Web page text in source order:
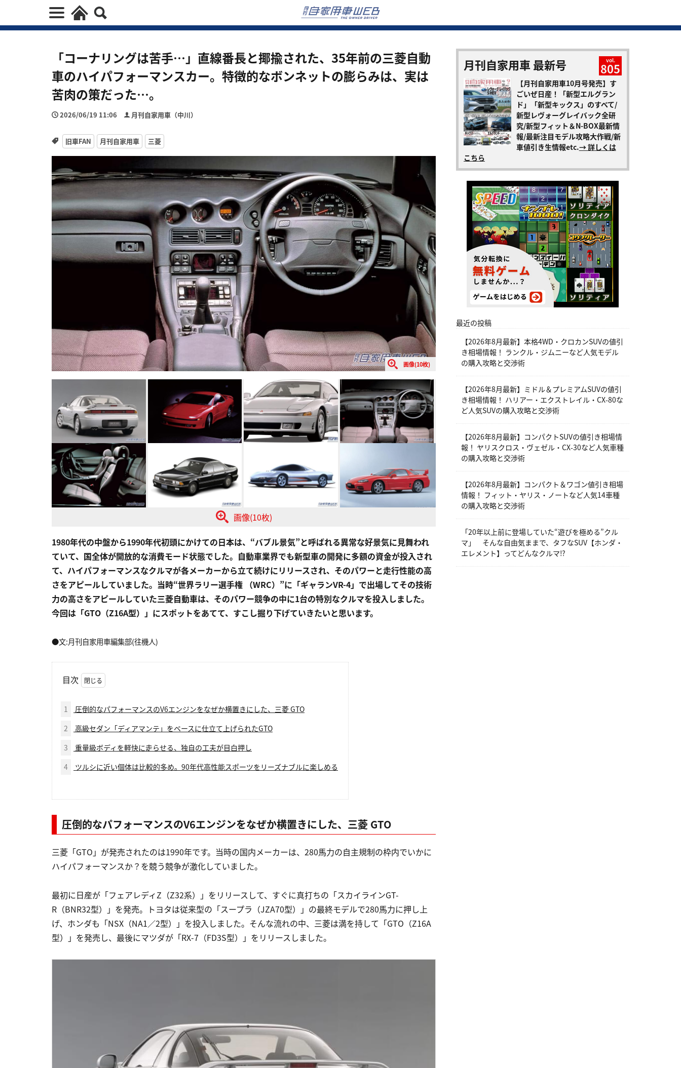
「コーナリングは苦手…」直線番長と揶揄された、35年前の三菱自動
車のハイパフォーマンスカー。特徴的なボンネットの膨らみは、実は
苦肉の策だった…。
2026/06/19 11:06 月刊自家用車（中川）
旧車FAN 月刊自家用車 三菱
画像(10枚)
画像(10枚)
1980年代の中盤から1990年代初頭にかけての日本は、“バブル景気”と呼ばれる異常な好景気に見舞われ
ていて、国全体が開放的な消費モード状態でした。自動車業界でも新型車の開発に多額の資金が投入され
て、ハイパフォーマンスなクルマが各メーカーから立て続けにリリースされ、そのパワーと走行性能の高
さをアピールしていました。当時“世界ラリー選手権 （WRC）”に「ギャランVR-4」で出場してその技術
力の高さをアピールしていた三菱自動車は、そのパワー競争の中に1台の特別なクルマを投入しました。
今回は「GTO（Z16A型）」にスポットをあてて、すこし掘り下げていきたいと思います。
●文:月刊自家用車編集部(往機人)
目次
1
圧倒的なパフォーマンスのV6エンジンをなぜか横置きにした、三菱 GTO
2
高級セダン「ディアマンテ」をベースに仕立て上げられたGTO
3
重量級ボディを軽快に走らせる、独自の工夫が目白押し
4
ツルシに近い個体は比較的多め。90年代高性能スポーツをリーズナブルに楽しめる
圧倒的なパフォーマンスのV6エンジンをなぜか横置きにした、三菱 GTO
三菱「GTO」が発売されたのは1990年です。当時の国内メーカーは、280馬力の自主規制の枠内でいかに
ハイパフォーマンスか？を競う競争が激化していました。
最初に日産が「フェアレディZ（Z32系）」をリリースして、すぐに真打ちの「スカイラインGT-
R（BNR32型）」を発売。トヨタは従来型の「スープラ（JZA70型）」の最終モデルで280馬力に押し上
げ、ホンダも「NSX（NA1／2型）」を投入しました。そんな流れの中、三菱は満を持して「GTO（Z16A
型）」を発売し、最後にマツダが「RX-7（FD3S型）」をリリースしました。
月刊自家用車 最新号 vol.
805
【月刊自家用車10月号発売】す
ごいぜ日産！「新型エルグラン
ド」「新型キックス」のすべて/
新型レヴォーグレイバック全研
究/新型フィット＆N-BOX最新情
報/最新注目モデル攻略大作戦/新
車値引き生情報etc.→ 詳しくは
こちら
最近の投稿
【2026年8月最新】本格4WD・クロカンSUVの値引
き相場情報！ ランクル・ジムニーなど人気モデル
の購入攻略と交渉術
【2026年8月最新】ミドル＆プレミアムSUVの値引
き相場情報！ ハリアー・エクストレイル・CX-80な
ど人気SUVの購入攻略と交渉術
【2026年8月最新】コンパクトSUVの値引き相場情
報！ ヤリスクロス・ヴェゼル・CX-30など人気車種
の購入攻略と交渉術
【2026年8月最新】コンパクト＆ワゴン値引き相場
情報！ フィット・ヤリス・ノートなど人気14車種
の購入攻略と交渉術
「20年以上前に登場していた“遊びを極める”クル
マ」 そんな自由気ままで、タフなSUV【ホンダ・
エレメント】ってどんなクルマ⁉︎